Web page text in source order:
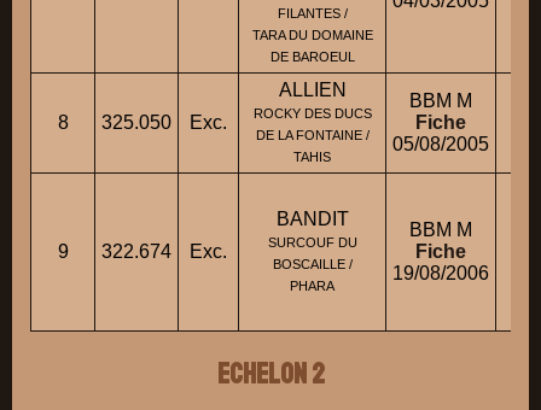
FILANTES /
TARA DU DOMAINE
DE BAROEUL
8 325.050 Exc.
ALLIEN
ROCKY DES DUCS
DE LA FONTAINE /
TAHIS
BBM M
Fiche
05/08/2005
9 322.674 Exc.
BANDIT
SURCOUF DU
BOSCAILLE /
PHARA
BBM M
Fiche
19/08/2006
ECHELON 2